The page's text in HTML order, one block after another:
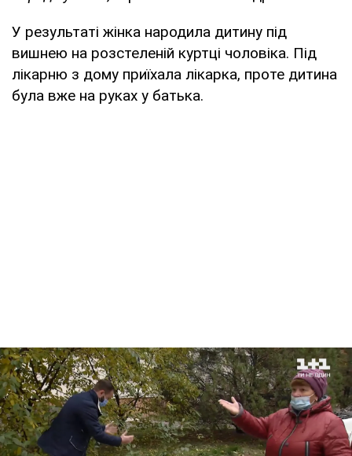
У результаті жінка народила дитину під
вишнею на розстеленій куртці чоловіка. Під
лікарню з дому приїхала лікарка, проте дитина
була вже на руках у батька.